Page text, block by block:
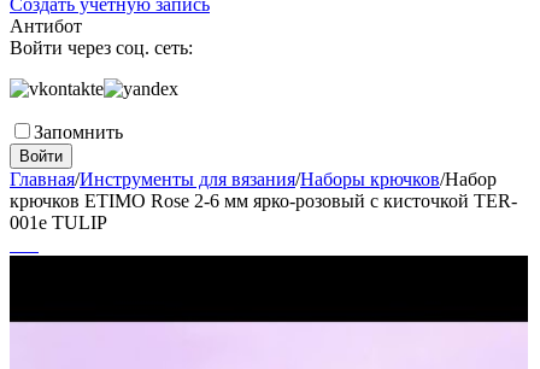
Антибот
Войти через соц. сеть:
Запомнить
Войти
Главная/Инструменты для вязания/Наборы крючков/Набор
крючков ETIMO Rose 2-6 мм ярко-розовый с кисточкой TER-
001e TULIP